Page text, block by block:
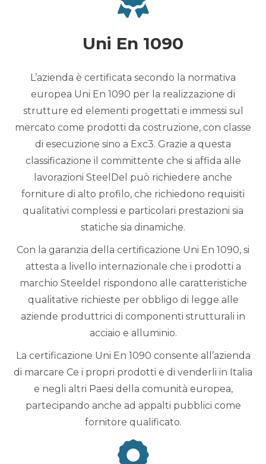
Uni En 1090
L’azienda è certificata secondo la normativa
europea Uni En 1090 per la realizzazione di
strutture ed elementi progettati e immessi sul
mercato come prodotti da costruzione, con classe
di esecuzione sino a Exc3. Grazie a questa
classificazione il committente che si affida alle
lavorazioni SteelDel può richiedere anche
forniture di alto profilo, che richiedono requisiti
qualitativi complessi e particolari prestazioni sia
statiche sia dinamiche.
Con la garanzia della certificazione Uni En 1090, si
attesta a livello internazionale che i prodotti a
marchio Steeldel rispondono alle caratteristiche
qualitative richieste per obbligo di legge alle
aziende produttrici di componenti strutturali in
acciaio e alluminio.
La certificazione Uni En 1090 consente all’azienda
di marcare Ce i propri prodotti e di venderli in Italia
e negli altri Paesi della comunità europea,
partecipando anche ad appalti pubblici come
fornitore qualificato.